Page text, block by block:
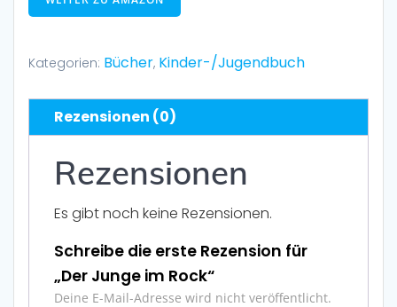
Kategorien: Bücher, Kinder-/Jugendbuch
Rezensionen (0)
Rezensionen
Es gibt noch keine Rezensionen.
Schreibe die erste Rezension für
„Der Junge im Rock“
Deine E-Mail-Adresse wird nicht veröffentlicht.